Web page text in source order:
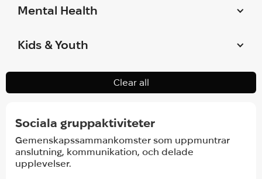
Mental Health
Kids & Youth
Sociala gruppaktiviteter
Gemenskapssammankomster som uppmuntrar
anslutning, kommunikation, och delade
upplevelser.